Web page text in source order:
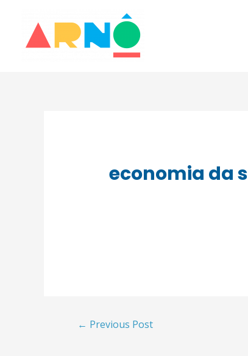
economia da
← Previous Post